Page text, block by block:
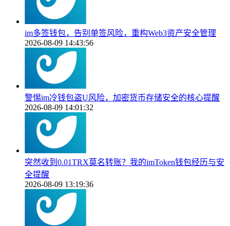
im多签钱包，告别单签风险，重构Web3资产安全管理
2026-08-09 14:43:56
警惕im冷钱包盗U风险，加密货币存储安全的核心提醒
2026-08-09 14:01:32
突然收到0.01TRX莫名转账？我的imToken钱包经历与安
全提醒
2026-08-09 13:19:36